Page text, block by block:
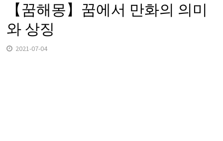
【꿈해몽】꿈에서 만화의 의미
와 상징
2021-07-04